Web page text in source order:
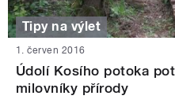
Tipy na výlet
1. červen 2016
Údolí Kosího potoka
milovníky přírody